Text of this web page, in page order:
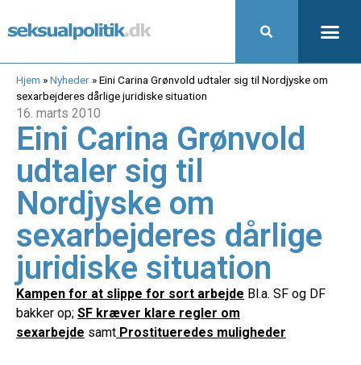
Hjem »Nyheder »Eini Carina Grønvold udtaler sig til Nordjyske om
sexarbejderes dårlige juridiske situation
16. marts 2010
Eini Carina Grønvold
udtaler sig til
Nordjyske om
sexarbejderes dårlige
juridiske situation
Kampen for at slippe for sort arbejde Bl.a. SF og DF
bakker op; SF kræver klare regler om
sexarbejde samt Prostitueredes muligheder